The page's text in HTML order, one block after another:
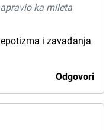
ka mileta
i zavađanja
Odgovori